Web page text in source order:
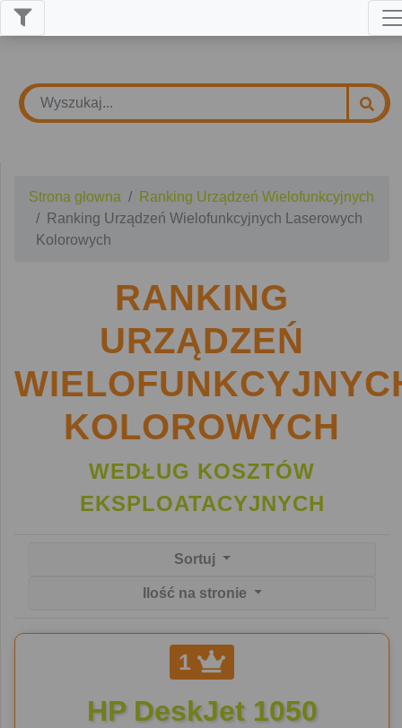
Strona głowna
Ranking Urządzeń Wielofunkcyjnych
Ranking Urządzeń Wielofunkcyjnych Laserowych
Kolorowych
RANKING
URZĄDZEŃ
KOLOROWYCH
WEDŁUG KOSZTÓW
EKSPLOATACYJNYCH
Sortuj
Ilość na stronie
1
HP DeskJet 1050